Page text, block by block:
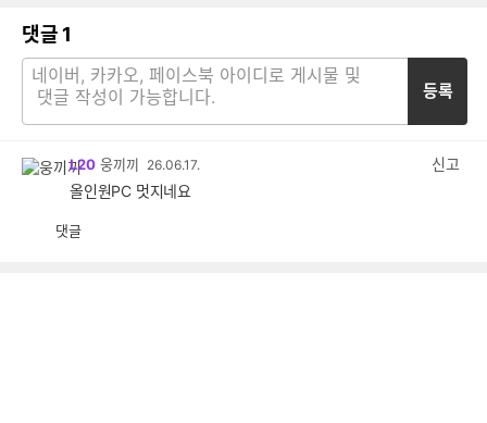
댓글 1
등록
L20 웅끼끼 26.06.17.
신고
올인원PC 멋지네요
댓글